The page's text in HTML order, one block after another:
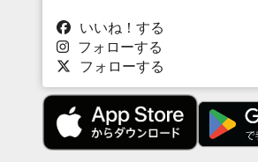
いいね！する
フォローする
フォローする